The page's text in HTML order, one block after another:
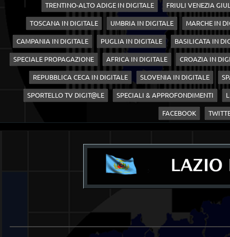
TRENTINO-ALTO ADIGE IN DIGITALE FRIULI VENEZIA
TOSCANA IN DIGITALE UMBRIA IN DIGITALE MARCHE IN
CAMPANIA IN DIGITALE PUGLIA IN DIGITALE BASILICATA IN
SPECIALE PROPAGAZIONE AFRICA IN DIGITALE CROAZIA IN
REPUBBLICA CECA IN DIGITALE SLOVENIA IN DIGITALE
SPORTELLO TV DIGIT@LE SPECIALI & APPROFONDIMENTI
FACEBOOK